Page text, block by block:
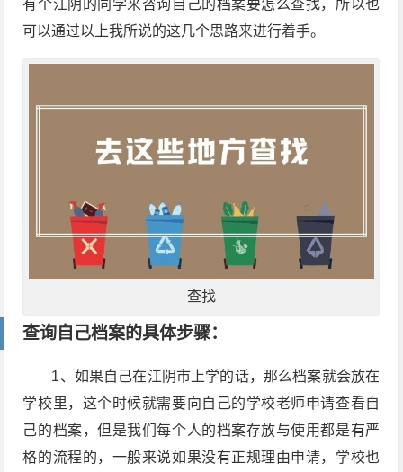
有个江阴的同学来咨询自己的档案要怎么查找，所以也
可以通过以上我所说的这几个思路来进行着手。
查找
查询自己档案的具体步骤：
1、如果自己在江阴市上学的话，那么档案就会放在
学校里，这个时候就需要向自己的学校老师申请查看自
己的档案，但是我们每个人的档案存放与使用都是有严
格的流程的，一般来说如果没有正规理由申请，学校也